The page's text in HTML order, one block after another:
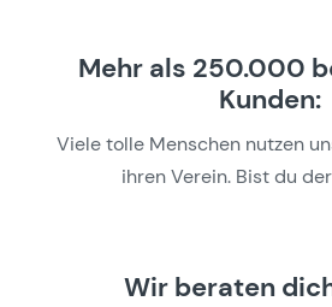
Mehr als 250.000
Kunden:
Viele tolle Menschen nutzen
ihren Verein. Bist du
Wir beraten